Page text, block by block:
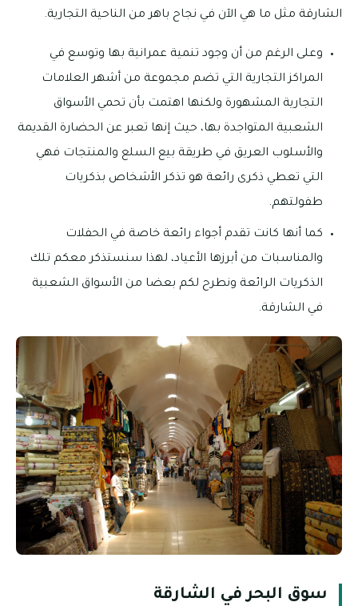
الشارقة مثل ما هي الآن في نجاح باهر من الناحية التجارية.
وعلى الرغم من أن وجود تنمية عمرانية بها وتوسع في
المراكز التجارية التي تضم مجموعة من أشهر العلامات
التجارية المشهورة ولكنها اهتمت بأن تحمي الأسواق
الشعبية المتواجدة بها، حيث إنها تعبر عن الحضارة القديمة
والأسلوب العريق في طريقة بيع السلع والمنتجات فهي
التي تعطي ذكرى رائعة هو تذكر الأشخاص بذكريات
طفولتهم.
كما أنها كانت تقدم أجواء رائعة خاصة في الحفلات
والمناسبات من أبرزها الأعياد، لهذا سنستذكر معكم تلك
الذكريات الرائعة ونطرح لكم بعضا من الأسواق الشعبية
في الشارقة.
سوق البحر في الشارقة